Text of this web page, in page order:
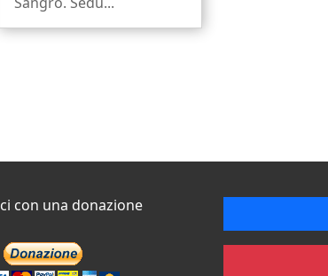
con una donazione